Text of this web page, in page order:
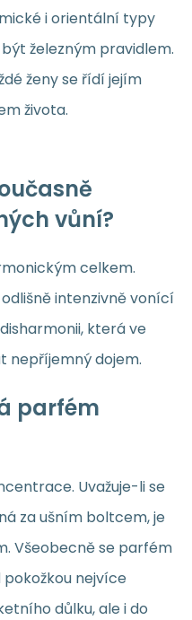
i orientální typy
železným pravidlem.
ženy se řídí jejím
života.
vůní?
celkem.
intenzivně vonící
která ve
nepříjemný dojem.
parfém
Uvažuje-li se
za ušním boltcem, je
Všeobecně se parfém
nejvíce
důlku, ale i do